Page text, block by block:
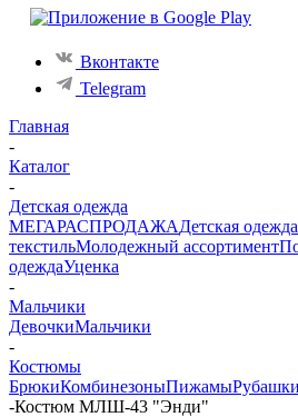
Вконтакте
Telegram
Главная
-
Каталог
-
Детская одежда
МЕГАРАСПРОДАЖАДетская одежда
текстильМолодежный ассортимент
одеждаУценка
-
Мальчики
ДевочкиМальчики
-
Костюмы
БрюкиКомбинезоныПижамыРубашки
-Костюм МЛШ-43 "Энди"